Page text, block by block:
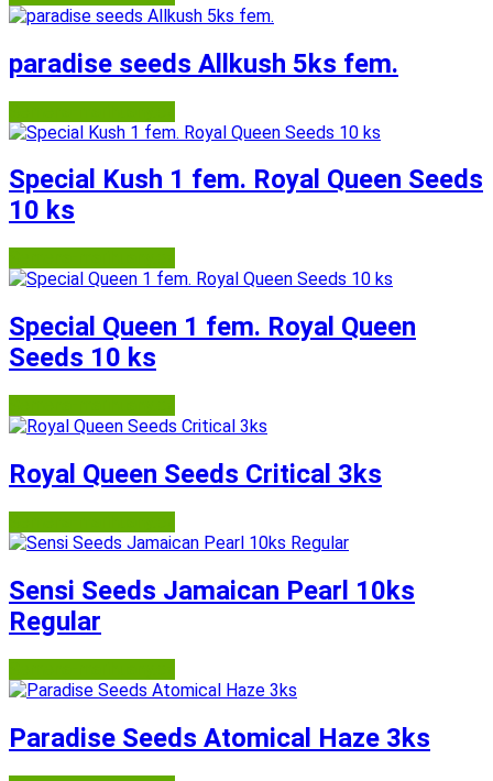
paradise seeds Allkush 5ks fem.
Special Kush 1 fem. Royal Queen Seeds
10 ks
Special Queen 1 fem. Royal Queen
Seeds 10 ks
Royal Queen Seeds Critical 3ks
Sensi Seeds Jamaican Pearl 10ks
Regular
Paradise Seeds Atomical Haze 3ks